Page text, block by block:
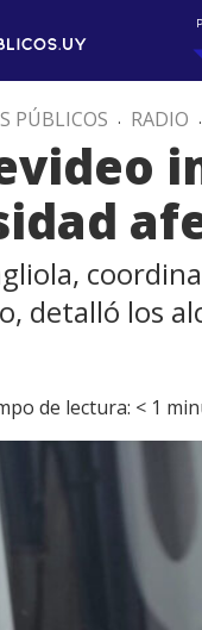
PÚBLICOS . RADIO .
detalló los
de lectura: < 1